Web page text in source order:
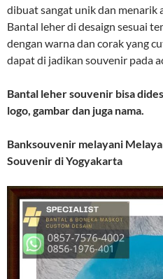
dibuat sangat unik dan menarik
Bantal leher di desaign sesuai
dengan warna dan corak yang
dapat di jadikan souvenir pada
Bantal leher souvenir bisa
logo, gambar dan juga nama.
Banksouvenir melayani
Souvenir di Yogyakarta